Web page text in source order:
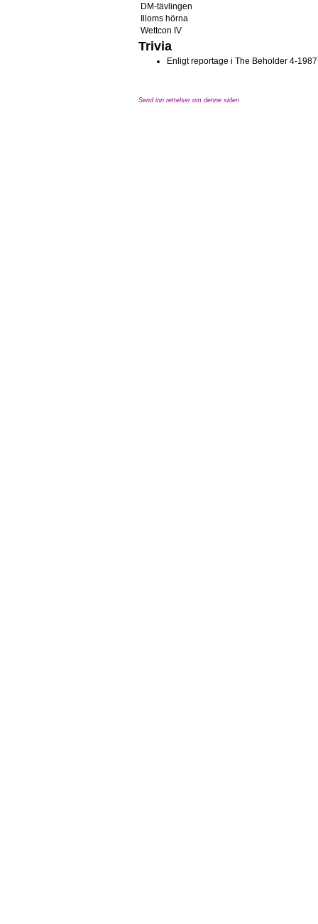
DM-tävlingen
Illoms hörna
Wettcon IV
Trivia
Enligt reportage i The Beholder 4-
Send inn rettelser om denne siden